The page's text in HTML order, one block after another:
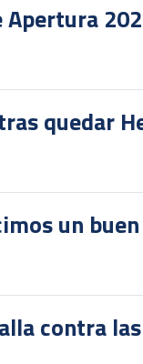
Apertura
quedar
un
contra